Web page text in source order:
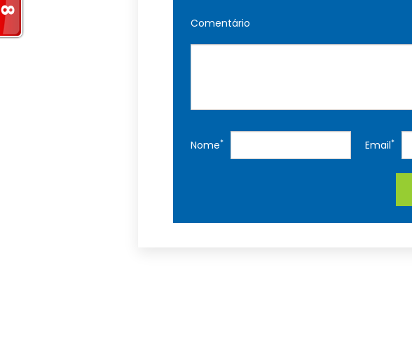
Comentário
Nome* Email*